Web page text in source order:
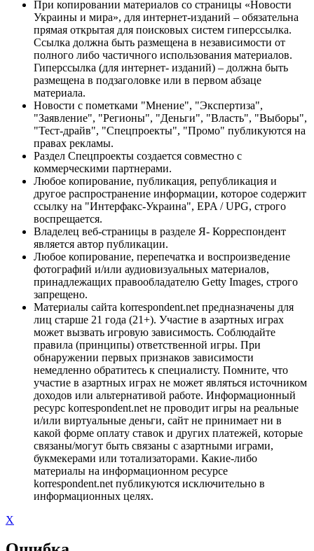
При копировании материалов со страницы «Новости
Украины и мира», для интернет-изданий – обязательна
прямая открытая для поисковых систем гиперссылка.
Ссылка должна быть размещена в независимости от
полного либо частичного использования материалов.
Гиперссылка (для интернет- изданий) – должна быть
размещена в подзаголовке или в первом абзаце
материала.
Новости с пометками "Мнение", "Экспертиза",
"Заявление", "Регионы", "Деньги", "Власть", "Выборы",
"Тест-драйв", "Спецпроекты", "Промо" публикуются на
правах рекламы.
Раздел Спецпроекты создается совместно с
коммерческими партнерами.
Любое копирование, публикация, републикация и
другое распространение информации, которое содержит
ссылку на "Интерфакс-Украина", EPA / UPG, строго
воспрещается.
Владелец веб-страницы в разделе Я- Корреспондент
является автор публикации.
Любое копирование, перепечатка и воспроизведение
фотографий и/или аудиовизуальных материалов,
принадлежащих правообладателю Getty Images, строго
запрещено.
Материалы сайта korrespondent.net предназначены для
лиц старше 21 года (21+). Участие в азартных играх
может вызвать игровую зависимость. Соблюдайте
правила (принципы) ответственной игры. При
обнаружении первых признаков зависимости
немедленно обратитесь к специалисту. Помните, что
участие в азартных играх не может являться источником
доходов или альтернативой работе. Информационный
ресурс korrespondent.net не проводит игры на реальные
и/или виртуальные деньги, сайт не принимает ни в
какой форме оплату ставок и других платежей, которые
связаны/могут быть связаны с азартными играми,
букмекерами или тотализаторами. Какие-либо
материалы на информационном ресурсе
korrespondent.net публикуются исключительно в
информационных целях.
X